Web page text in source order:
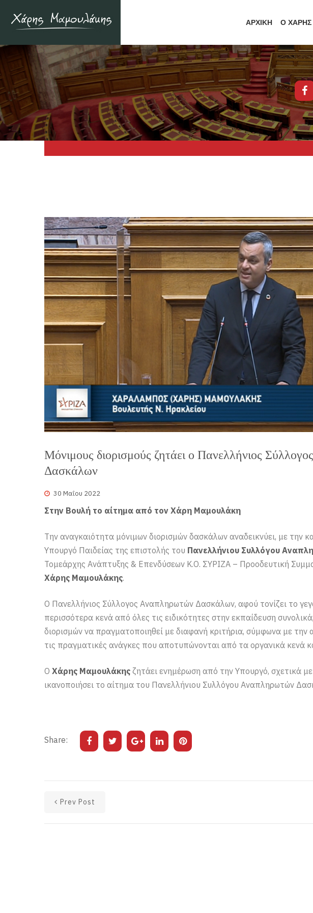
ΑΡΧΙΚΗ Ο ΧΑΡΗΣ
Μόνιμους διορισμούς ζητάει ο Πανελλήνιος
Δασκάλων
30 Μαΐου 2022
Στην Βουλή το αίτημα από τον Χάρη Μαμουλάκη
Την αναγκαιότητα μόνιμων διορισμών δασκάλων αναδεικνύει, με την
Υπουργό Παιδείας της επιστολής του Πανελλήνιου Συλλόγου
Τομεάρχης Ανάπτυξης & Επενδύσεων Κ.Ο. ΣΥΡΙΖΑ – Προοδευτική
Χάρης Μαμουλάκης.
Ο Πανελλήνιος Σύλλογος Αναπληρωτών Δασκάλων, αφού τονίζει το
περισσότερα κενά από όλες τις ειδικότητες στην εκπαίδευση
διορισμών να πραγματοποιηθεί με διαφανή κριτήρια, σύμφωνα με
τις πραγματικές ανάγκες που αποτυπώνονται από τα οργανικά κενά
Ο Χάρης Μαμουλάκης ζητάει ενημέρωση από την Υπουργό, σχετικά
ικανοποιήσει το αίτημα του Πανελλήνιου Συλλόγου Αναπληρωτών
Share:
Prev Post